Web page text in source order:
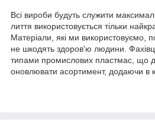
Всі вироби будуть служити
лиття використовується тільки
Матеріали, які ми використовуємо,
не шкодять здоров'ю людини.
типами промислових пластмас, що
оновлювати асортимент, додаючи в